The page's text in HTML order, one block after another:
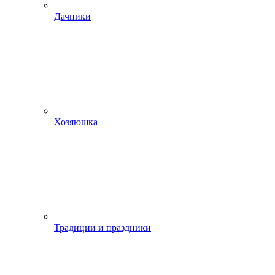
Дачники
Хозяюшка
Традиции и праздники